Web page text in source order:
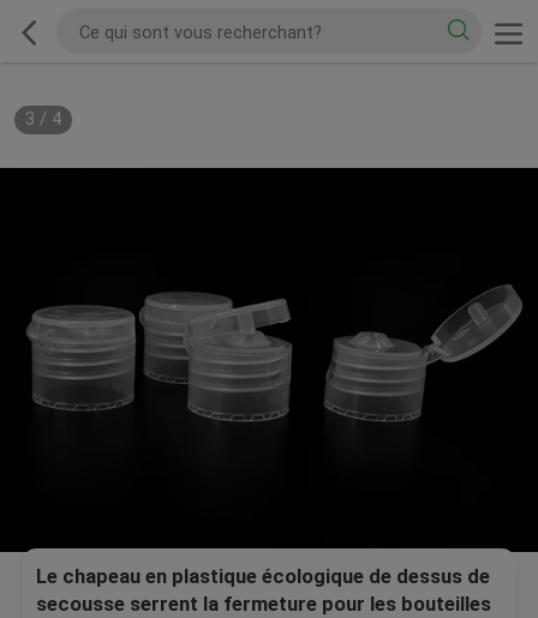
3 / 4
Le chapeau en plastique écologique de dessus de
secousse serrent la fermeture pour les bouteilles